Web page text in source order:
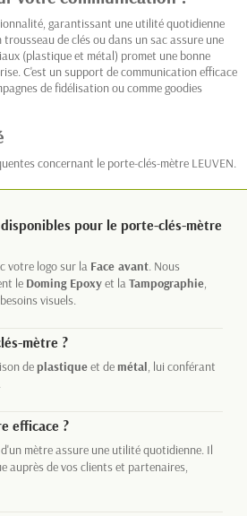
garantissant une utilité quotidienne
de clés ou dans un sac assure une
(plastique et métal) promet une bonne
C'est un support de communication efficace
de fidélisation ou comme goodies
concernant le porte-clés-mètre LEUVEN.
pour le porte-clés-mètre
votre logo sur la Face avant. Nous
le Doming Epoxyet laTampographie,
visuels.
mètre ?
deplastiqueet demétal, lui conférant
efficace ?
mètre assure une utilité quotidienne. Il
auprès de vos clients et partenaires,